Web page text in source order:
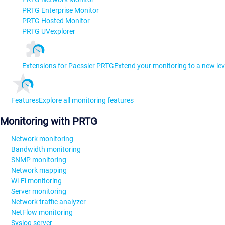
PRTG Enterprise Monitor
PRTG Hosted Monitor
PRTG UVexplorer
Extensions for Paessler PRTGExtend your monitoring to a new
FeaturesExplore all monitoring features
Monitoring with PRTG
Network monitoring
Bandwidth monitoring
SNMP monitoring
Network mapping
Wi-Fi monitoring
Server monitoring
Network traffic analyzer
NetFlow monitoring
Syslog server